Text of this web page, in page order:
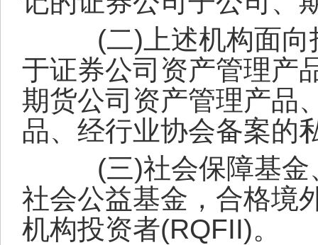
(二) 上述机构面
于证券公司资产管理产
期货公司资产管理产品
品、经行业协会备案的
(三)社会保障基
社会公益基金，合格境
机构投资者(RQFII)。